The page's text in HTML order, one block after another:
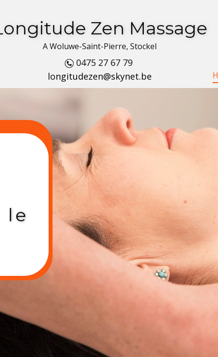
Zen Massage
A Woluwe-Saint-Pierre, Stockel
​0475 27 67 79
longitudezen@skynet.be
le